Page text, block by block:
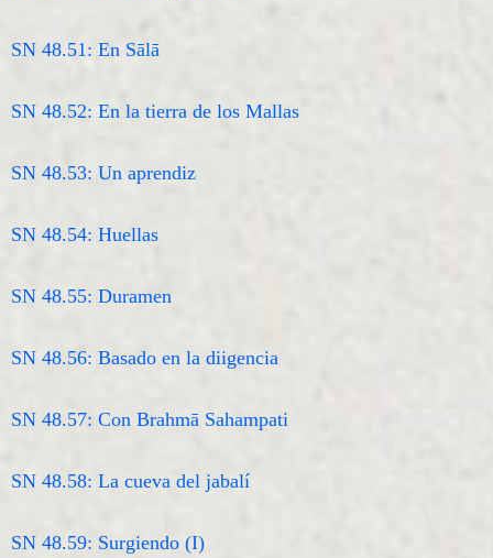
SN 48.51: En Sālā
SN 48.52: En la tierra de los Mallas
SN 48.53: Un aprendiz
SN 48.54: Huellas
SN 48.55: Duramen
SN 48.56: Basado en la diigencia
SN 48.57: Con Brahmā Sahampati
SN 48.58: La cueva del jabalí
SN 48.59: Surgiendo (I)